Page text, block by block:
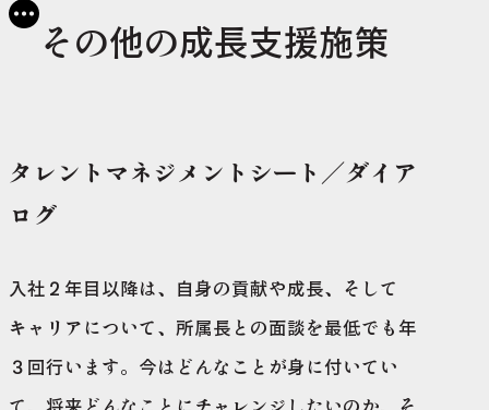
その他の成長支援施策
タレントマネジメントシート／ダイア
ログ
入社２年目以降は、自身の貢献や成長、そして
キャリアについて、所属長との面談を最低でも年
３回行います。今はどんなことが身に付いてい